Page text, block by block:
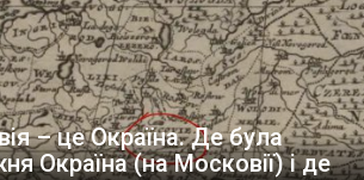
– це Окраїна. Де була
Окраїна (на Московії) і де